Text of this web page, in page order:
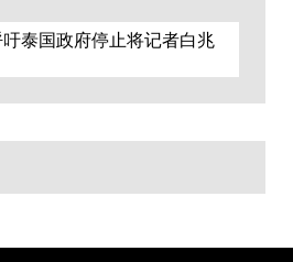
泰国政府停止将记者白兆